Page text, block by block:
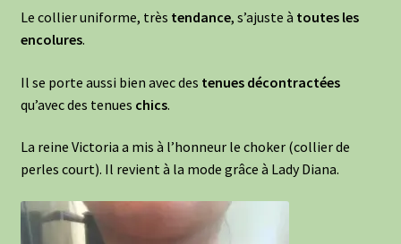
Le collier uniforme, très tendance, s’ajuste à toutes les
encolures.
Il se porte aussi bien avec des tenues décontractées
qu’avec des tenues chics.
La reine Victoria a mis à l’honneur le choker (collier de
perles court). Il revient à la mode grâce à Lady Diana.